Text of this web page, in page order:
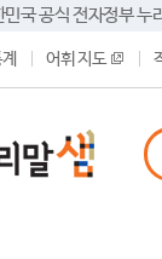
국 공식 전자정부 누
어휘 지도